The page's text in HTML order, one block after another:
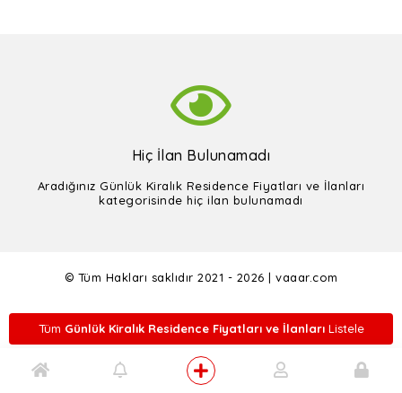
Tüm Günlük Kiralık Residence Fiyatları ve İlanlarıListele
Hiç İlan Bulunamadı
Aradığınız Günlük Kiralık Residence Fiyatları ve İlanları
kategorisinde hiç ilan bulunamadı
© Tüm Hakları saklıdır 2021 - 2026 | vaaar.com